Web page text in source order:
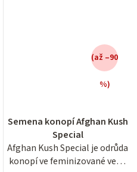
Semena konopí Afghan Kush
Special
Afghan Kush Special je odrůda
konopí ve feminizované verzi
(až –90
%)
produktu
je
3,9
z